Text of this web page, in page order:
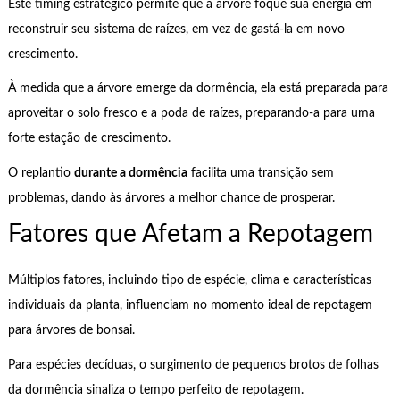
Este timing estratégico permite que a árvore foque sua energia em
reconstruir seu sistema de raízes, em vez de gastá-la em novo
crescimento.
À medida que a árvore emerge da dormência, ela está preparada para
aproveitar o solo fresco e a poda de raízes, preparando-a para uma
forte estação de crescimento.
O replantio durante a dormênciafacilita uma transição sem
problemas, dando às árvores a melhor chance de prosperar.
Fatores que Afetam a Repotagem
Múltiplos fatores, incluindo tipo de espécie, clima e características
individuais da planta, influenciam no momento ideal de repotagem
para árvores de bonsai.
Para espécies decíduas, o surgimento de pequenos brotos de folhas
da dormência sinaliza o tempo perfeito de repotagem.